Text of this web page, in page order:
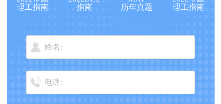
理工指南
指南
历年真题
理工指南